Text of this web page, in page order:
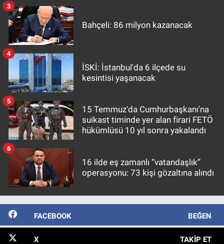
Bahçeli: 86 milyon kazanacak
3
İSKİ: İstanbul'da 6 ilçede su
kesintisi yaşanacak
4
15 Temmuz'da Cumhurbaşkanı'na
suikast timinde yer alan firari FETÖ
hükümlüsü 10 yıl sonra yakalandı
5
16 ilde eş zamanlı “vatandaşlık”
operasyonu: 73 kişi gözaltına alındı
6
FACEBOOK BEĞEN
X TAKIP ET